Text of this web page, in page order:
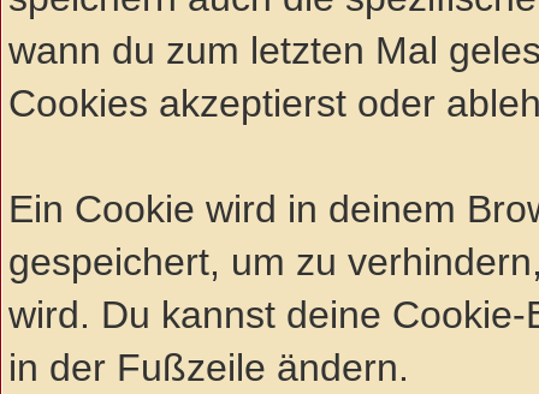
wann du zum letzten Mal
Cookies akzeptierst oder
Ein Cookie wird in deinem
gespeichert, um zu
wird. Du kannst deine
in der Fußzeile ändern.